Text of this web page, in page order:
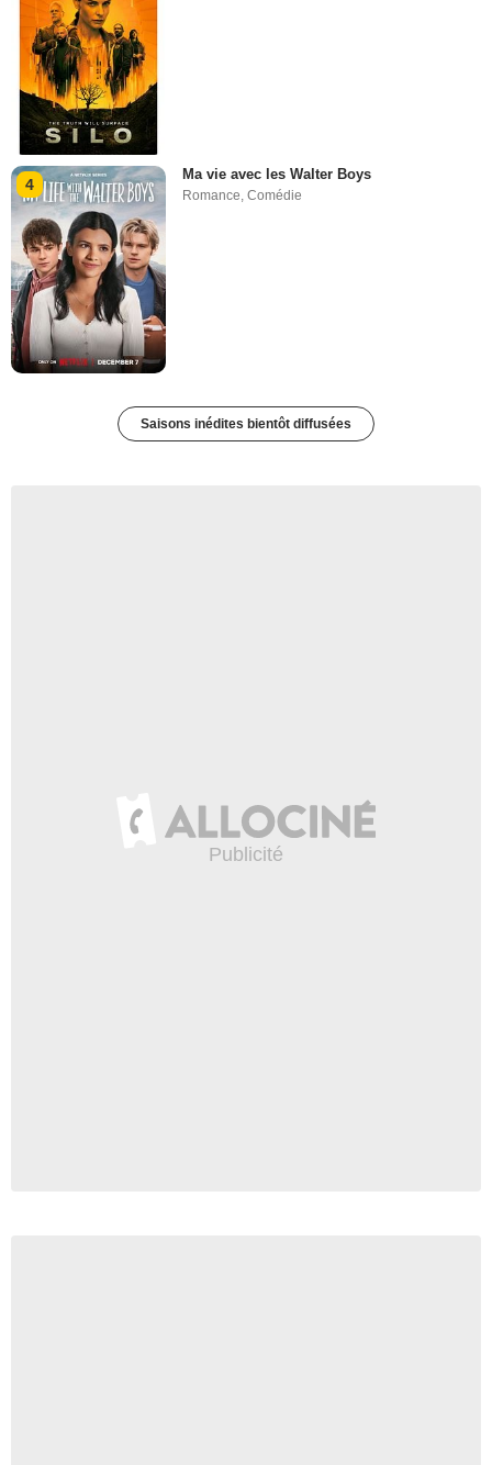
4
Ma vie avec les Walter Boys
Romance,Comédie
Saisons inédites bientôt diffusées